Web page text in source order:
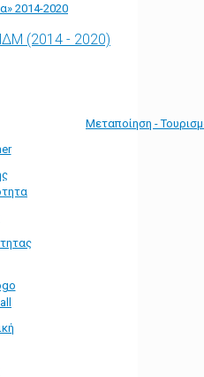
2014-2020
(2014 - 2020)
Μεταποίηση -